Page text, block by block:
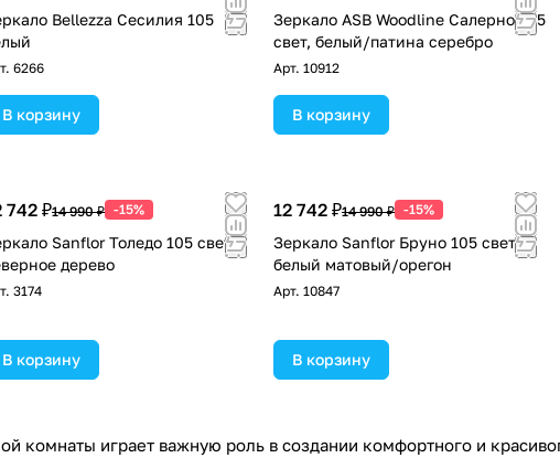
Bellezza Сесилия 105
6266
В корзину
Зеркало ASB Woodline Салерно 105
свет, белый/патина серебро
Арт. 10912
В корзину
742 ₽14 990 ₽ -15%
Sanflor Толедо 105 свет,
дерево
3174
В корзину
12 742 ₽14 990 ₽ -15%
Зеркало Sanflor Бруно 105 свет,
белый матовый/орегон
Арт. 10847
В корзину
комнаты играет важную роль в создании комфортного и